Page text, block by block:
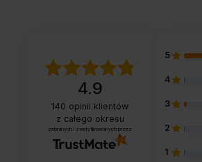
4.9
140 opinii klientów
z całego okresu
zebranych i zweryfikowanych przez
5
4
3
2
1